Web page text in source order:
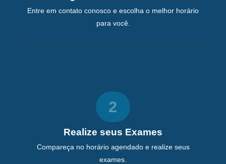
Entre em contato conosco e escolha o melhor horário
para você.
2
Realize seus Exames
Compareça no horário agendado e realize seus
exames.